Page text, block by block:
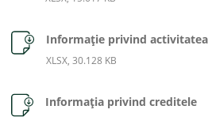
Informaţie privind
XLSX, 30.128 KB
Informaţia privind creditele